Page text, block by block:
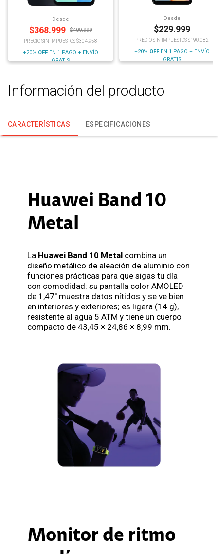
Desde
$368.999 $409.999
PRECIO SIN IMPUESTOS $304.958
+20% OFF EN 1 PAGO + ENVÍO
GRATIS
Desde
$229.999
PRECIO SIN IMPUESTOS $190.082
+20% OFF EN 1 PAGO + ENVÍO
GRATIS
Información del producto
CARACTERÍSTICAS ESPECIFICACIONES
Huawei Band 10
Metal
La Huawei Band 10 Metal combina un
diseño metálico de aleación de aluminio con
funciones prácticas para que sigas tu día
con comodidad: su pantalla color AMOLED
de 1,47'' muestra datos nítidos y se ve bien
en interiores y exteriores; es ligera (14 g),
resistente al agua 5 ATM y tiene un cuerpo
compacto de 43,45 × 24,86 × 8,99 mm.
Monitor de ritmo